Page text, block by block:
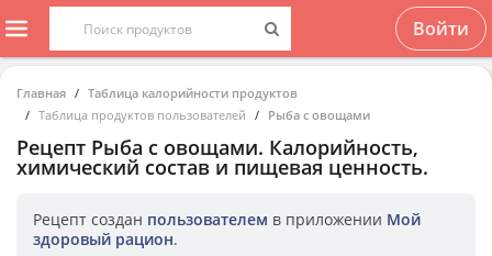
Войти
Главная
Таблица калорийности продуктов
Таблица продуктов пользователей
Рыба с овощами
Рецепт Рыба с овощами. Калорийность,
химический состав и пищевая ценность.
Рецепт создан пользователем в приложении Мой
здоровый рацион.